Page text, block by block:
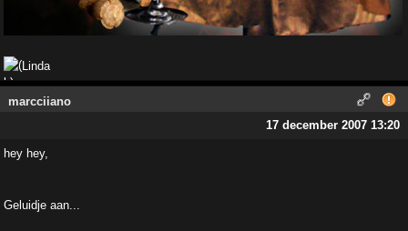
Linda
marcciiano
17 december 2007 13:20
hey hey,
Geluidje aan...